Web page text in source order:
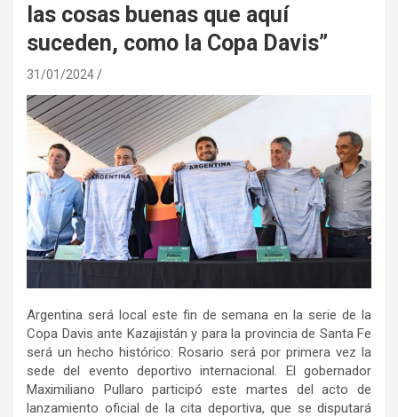
las cosas buenas que aquí
suceden, como la Copa Davis”
31/01/2024
Argentina será local este fin de semana en la serie de la
Copa Davis ante Kazajistán y para la provincia de Santa Fe
será un hecho histórico: Rosario será por primera vez la
sede del evento deportivo internacional. El gobernador
Maximiliano Pullaro participó este martes del acto de
lanzamiento oficial de la cita deportiva, que se disputará